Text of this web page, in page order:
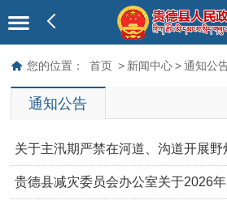
您的位置： 首页 > 新闻中心 > 通知公
通知公告
关于主汛期严禁在河道、沟道开展野
营等活动的通告
贵德县减灾委员会办公室关于2026